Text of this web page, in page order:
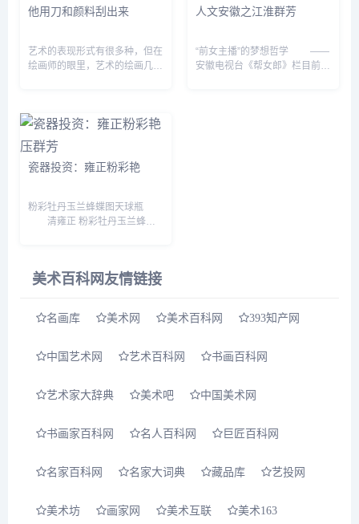
他用刀和颜料刮出来
艺术的表现形式有很多种，但在
绘画师的眼里，艺术的绘画几乎
艺术的绘画。 但在国外，玩...
人文安徽之江淮群芳
“前女主播”的梦想哲学 ——
安徽电视台《帮女郎》栏目前主
瓷器投资：雍正粉彩艳
粉彩牡丹玉兰蜂蝶图天球瓶
清雍正 粉彩牡丹玉兰蜂蝶
元 早期的康熙粉彩还处于初
美术百科网友情链接
名画库 美术网 美术百科网 393知产网
中国艺术网 艺术百科网 书画百科网
艺术家大辞典 美术吧 中国美术网
书画家百科网 名人百科网 巨匠百科网
名家百科网 名家大词典 藏品库 艺投网
美术坊 画家网 美术互联 美术163